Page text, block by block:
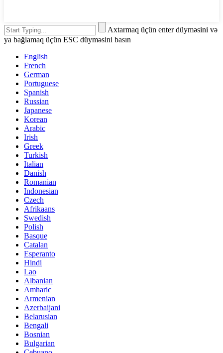
Axtarmaq üçün enter düyməsini və
ya bağlamaq üçün ESC düyməsini basın
English
French
German
Portuguese
Spanish
Russian
Japanese
Korean
Arabic
Irish
Greek
Turkish
Italian
Danish
Romanian
Indonesian
Czech
Afrikaans
Swedish
Polish
Basque
Catalan
Esperanto
Hindi
Lao
Albanian
Amharic
Armenian
Azerbaijani
Belarusian
Bengali
Bosnian
Bulgarian